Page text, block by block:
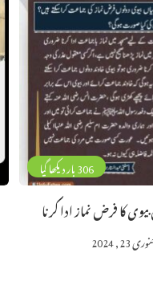
306 بار دیکھا گیا
کا فرض نماز ادا کرنا
23, 2024